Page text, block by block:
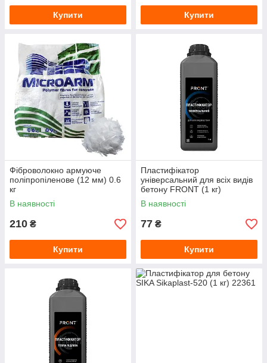
Купити Купити
Фіброволокно армуюче
поліпропіленове (12 мм) 0.6
кг
В наявності
210 ₴
Купити
Пластифікатор
універсальний для всіх видів
бетону FRONT (1 кг)
В наявності
77 ₴
Купити